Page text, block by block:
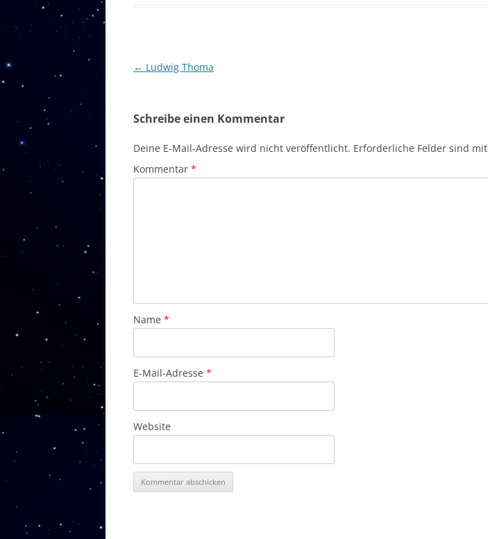
Beitragsnavigation
← Ludwig Thoma
Schreibe einen Kommentar
Deine E-Mail-Adresse wird nicht veröffentlicht. Erforderliche Felder sind mit
Kommentar *
Name *
E-Mail-Adresse *
Website